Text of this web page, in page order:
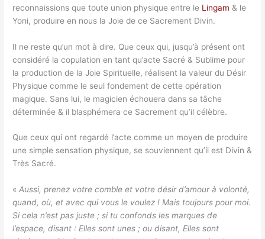
reconnaissions que toute union physique entre le Lingam & le
Yoni, produire en nous la Joie de ce Sacrement Divin.
Il ne reste qu’un mot à dire. Que ceux qui, jusqu’à présent ont
considéré la copulation en tant qu’acte Sacré & Sublime pour
la production de la Joie Spirituelle, réalisent la valeur du Désir
Physique comme le seul fondement de cette opération
magique. Sans lui, le magicien échouera dans sa tâche
déterminée & il blasphémera ce Sacrement qu’il célèbre.
Que ceux qui ont regardé l’acte comme un moyen de produire
une simple sensation physique, se souviennent qu’il est Divin &
Très Sacré.
«Aussi, prenez votre comble et votre désir d’amour à volonté,
quand, où, et avec qui vous le voulez ! Mais toujours pour moi.
Si cela n’est pas juste ; si tu confonds les marques de
l’espace, disant : Elles sont unes ; ou disant, Elles sont